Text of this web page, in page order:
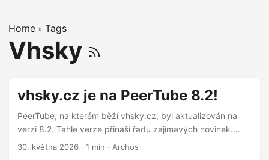
Home » Tags
Vhsky
vhsky.cz je na PeerTube 8.2!
PeerTube, na kterém běží vhsky.cz, byl aktualizován na
verzi 8.2. Tahle verze přináší řadu zajímavých novinek.
Převod kanálu Vlastník kanálu nyní může převést správu na
30. května 2026 · 1 min · Archos